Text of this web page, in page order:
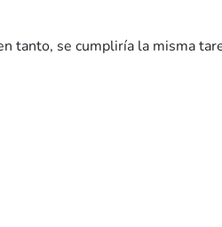
tanto, se cumpliría la misma